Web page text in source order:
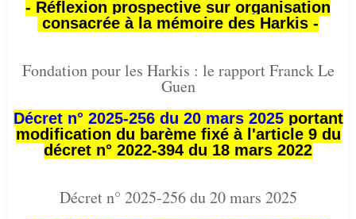
- Réflexion prospective sur organisation
consacrée à la mémoire des Harkis -
Fondation pour les Harkis : le rapport Franck Le
Guen
Décret n° 2025-256 du 20 mars 2025portant
modification du barème fixé à l'article 9 du
décret n° 2022-394 du 18 mars 2022
Décret n° 2025-256 du 20 mars 2025